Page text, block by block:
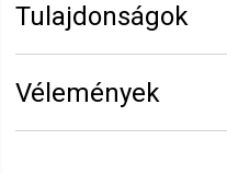
Tulajdonságok
Vélemények